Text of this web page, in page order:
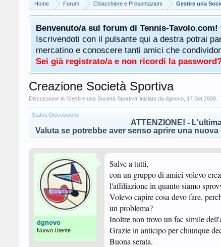
Home Forum Chiacchiere e Presentazioni Gestire una
Benvenuto/a sul forum di Tennis-Tavolo.com!
Iscrivendoti con il pulsante qui a destra potrai
mercatino e conoscere tanti amici che
Sei già registrato/a e non ricordi la
Creazione Società Sportiva
Discussione in 'Gestire una Società Sportiva' iniziata da dgnovo 17 Set 2008
Status Discussione:
ATTENZIONE! -
Valuta se potrebbe aver senso aprire una
dgnovo
Nuovo Utente
Salve a tutti,
con un gruppo di amici volevo
l'affiliazione in quanto siamo
Volevo capire cosa devo fare,
un problema?
Inoltre non trovo un fac simile
Grazie in anticipo per chiunque
Buona serata.